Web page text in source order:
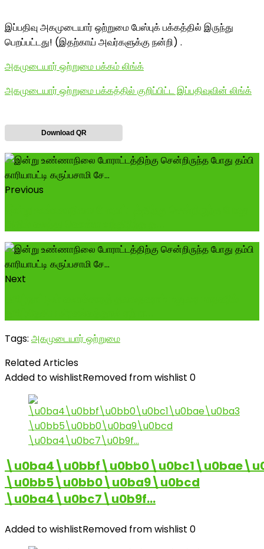
இப்பதிவு அகமுடையார் ஒற்றுமை பேஸ்புக் பக்கத்தில் இருந்து
பெறப்பட்டது! (இதற்காய் அவர்களுக்கு நன்றி) .
அகமுடையார் ஒற்றுமை பக்கம் லிங்க்
அகமுடையார் ஒற்றுமை பக்கத்தில் குறிப்பிட்ட இப்பதிவுவின் லிங்க்
Download QR
Previous
Next
Tags: அகமுடையார் ஒற்றுமை
Related Articles
Added to wishlistRemoved from wishlist 0
\u0bb5\u0bb0\u0ba9\u0bcd
\u0ba4\u0bc7\u0b9f…
Added to wishlistRemoved from wishlist 0